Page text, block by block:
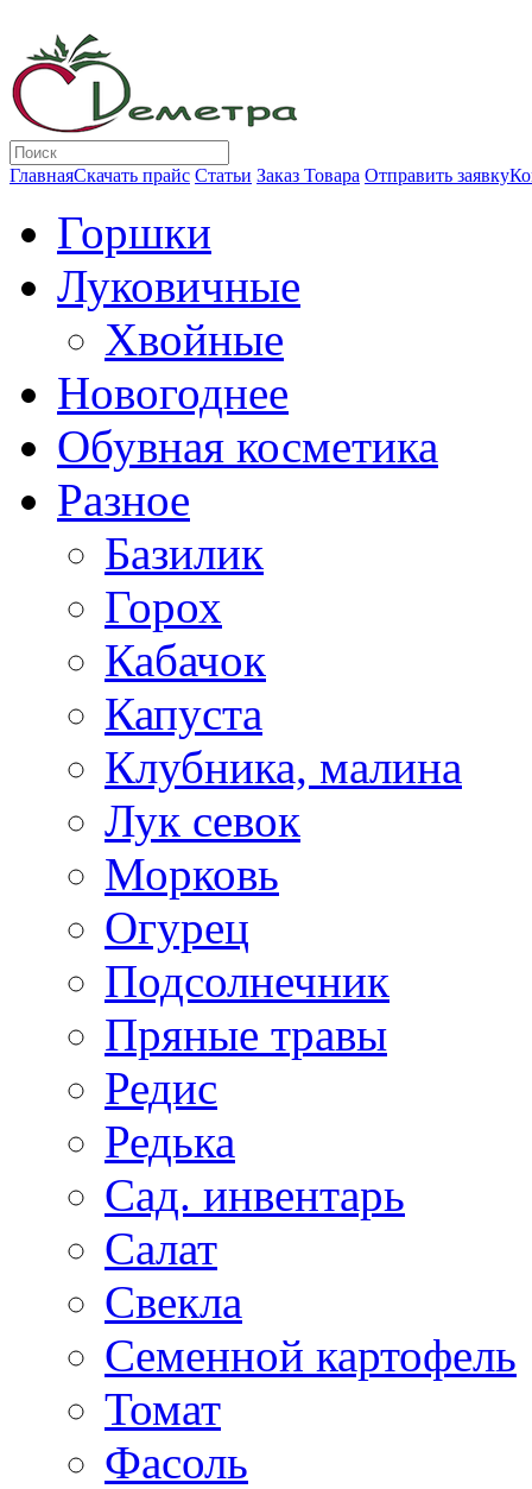
ГлавнаяСкачать прайс Статьи Заказ Товара Отправить заявку
Горшки
Луковичные
Хвойные
Новогоднее
Обувная косметика
Разное
Базилик
Горох
Кабачок
Капуста
Клубника, малина
Лук севок
Морковь
Огурец
Подсолнечник
Пряные травы
Редис
Редька
Сад. инвентарь
Салат
Свекла
Семенной картофель
Томат
Фасоль